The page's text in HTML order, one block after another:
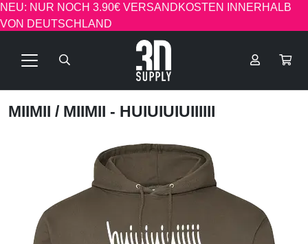
NEU: NUR NOCH 3.90€ VERSANDKOSTEN INNERHALB
VON DEUTSCHLAND
MIIMII / MIIMII - HUIUIUIUIIIIII